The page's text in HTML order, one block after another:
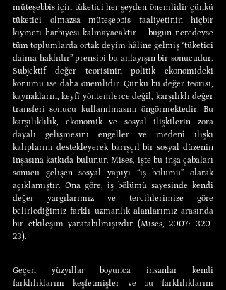
müteşebbis için tüketici her şeyden önemlidir çünkü
tüketici olmazsa müteşebbis faaliyetinin hiçbir
kıymeti harbiyesi kalmayacaktır – bugün neredeyse
tüm toplumlarda ortak deyim hâline gelmiş “tüketici
daima haklıdır” prensibi bu anlayışın bir sonucudur.
Subjektif değer teorisinin politik ekonomideki
konumu ise daha önemlidir: Çünkü bu değer teorisi,
kaynakların, keyfî yöntemlerce değil, karşılıklı değer
transferi sonucu kullanılmasını öngörmektedir. Bu
karşılıklılık, ekonomik ve sosyal ilişkilerin zora
dayalı gelişmesini engeller ve medenî ilişki
kalıplarını destekleyerek barışçıl bir sosyal düzenin
inşasına katkıda bulunur. Mises, işte bu inşa çabaları
sonucu gelişen sosyal yapıyı “iş bölümü” olarak
açıklamıştır. Ona göre, iş bölümü sayesinde kendi
değer yargılarımız ve tercihlerimize göre
belirlediğimiz farklı uzmanlık alanlarımız arasında
bir etkileşim yaratabilmişizdir (Mises, 2007: 320-
23).
Geçen yüzyıllar boyunca insanlar kendi
farklılıklarını keşfetmişler ve bu farklılıklarını